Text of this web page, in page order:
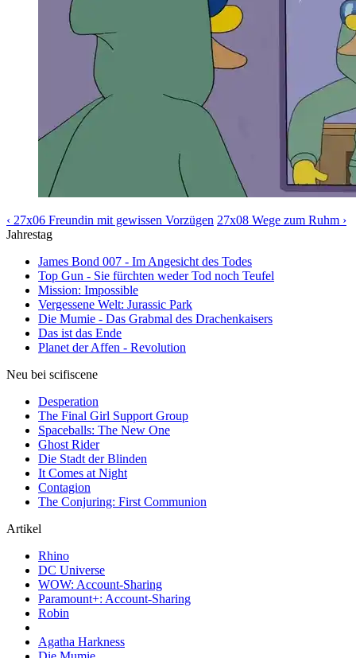
‹ 27x06 Freundin mit gewissen Vorzügen 27x08 Wege zum Ruhm ›
Jahrestag
James Bond 007 - Im Angesicht des Todes
Top Gun - Sie fürchten weder Tod noch Teufel
Mission: Impossible
Vergessene Welt: Jurassic Park
Die Mumie - Das Grabmal des Drachenkaisers
Das ist das Ende
Planet der Affen - Revolution
Neu bei scifiscene
Desperation
The Final Girl Support Group
Spaceballs: The New One
Ghost Rider
Die Stadt der Blinden
It Comes at Night
Contagion
The Conjuring: First Communion
Artikel
Rhino
DC Universe
WOW: Account-Sharing
Paramount+: Account-Sharing
Robin
Agatha Harkness